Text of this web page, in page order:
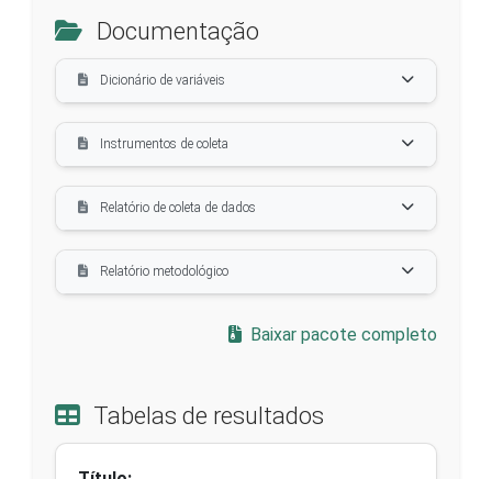
Documentação
Dicionário de variáveis
Instrumentos de coleta
Relatório de coleta de dados
Relatório metodológico
Baixar pacote completo
Tabelas de resultados